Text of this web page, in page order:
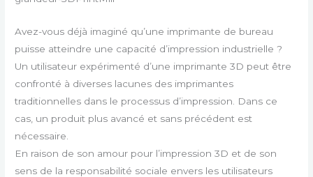
Avez-vous déjà imaginé qu’une imprimante de bureau
puisse atteindre une capacité d’impression industrielle ?
Un utilisateur expérimenté d’une imprimante 3D peut être
confronté à diverses lacunes des imprimantes
traditionnelles dans le processus d’impression. Dans ce
cas, un produit plus avancé et sans précédent est
nécessaire.
En raison de son amour pour l’impression 3D et de son
sens de la responsabilité sociale envers les utilisateurs